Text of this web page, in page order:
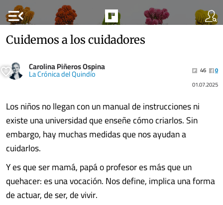
menu_open
Cuidemos a los cuidadores
Carolina Piñeros Ospina
La Crónica del Quindío 46
0
01.07.2025
Los niños no llegan con un manual de instrucciones ni
existe una universidad que enseñe cómo criarlos. Sin
embargo, hay muchas medidas que nos ayudan a
cuidarlos.
Y es que ser mamá, papá o profesor es más que un
quehacer: es una vocación. Nos define, implica una forma
de actuar, de ser, de vivir.